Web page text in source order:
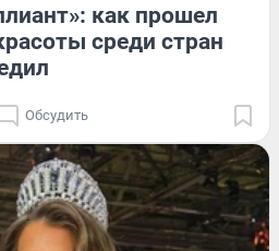
как прошел
среди стран
Обсудить